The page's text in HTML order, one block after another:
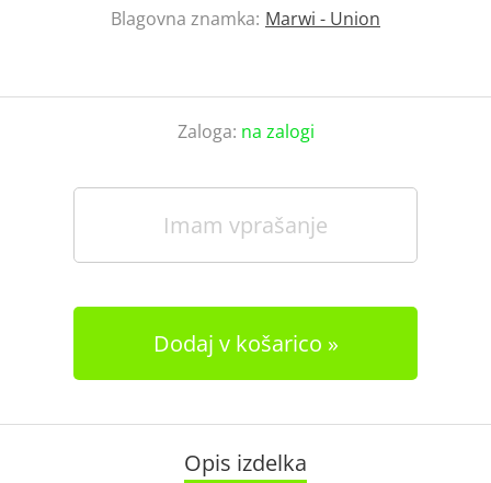
Blagovna znamka: Marwi - Union
Zaloga: na zalogi
Imam vprašanje
Dodaj v košarico
Opis izdelka